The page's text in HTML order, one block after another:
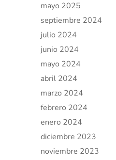
mayo 2025
septiembre 2024
julio 2024
junio 2024
mayo 2024
abril 2024
marzo 2024
febrero 2024
enero 2024
diciembre 2023
noviembre 2023